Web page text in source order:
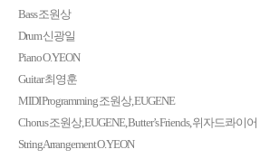
Bass 조원상
Drum 신광일
Piano O.YEON
Guitar 최영훈
MIDI Programming 조원상, EUGENE
Chorus 조원상, EUGENE, Butter’s Friends, 위자드콰이어
String Arrangement O.YEON